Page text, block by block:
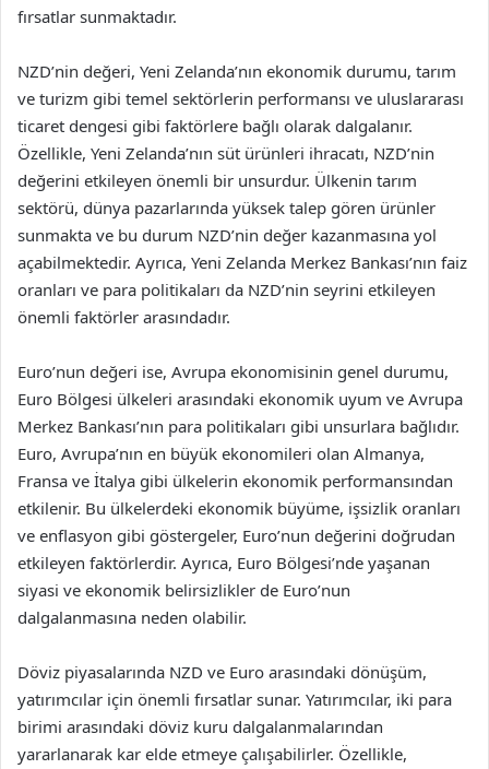
fırsatlar sunmaktadır.
NZD’nin değeri, Yeni Zelanda’nın ekonomik durumu, tarım
ve turizm gibi temel sektörlerin performansı ve uluslararası
ticaret dengesi gibi faktörlere bağlı olarak dalgalanır.
Özellikle, Yeni Zelanda’nın süt ürünleri ihracatı, NZD’nin
değerini etkileyen önemli bir unsurdur. Ülkenin tarım
sektörü, dünya pazarlarında yüksek talep gören ürünler
sunmakta ve bu durum NZD’nin değer kazanmasına yol
açabilmektedir. Ayrıca, Yeni Zelanda Merkez Bankası’nın faiz
oranları ve para politikaları da NZD’nin seyrini etkileyen
önemli faktörler arasındadır.
Euro’nun değeri ise, Avrupa ekonomisinin genel durumu,
Euro Bölgesi ülkeleri arasındaki ekonomik uyum ve Avrupa
Merkez Bankası’nın para politikaları gibi unsurlara bağlıdır.
Euro, Avrupa’nın en büyük ekonomileri olan Almanya,
Fransa ve İtalya gibi ülkelerin ekonomik performansından
etkilenir. Bu ülkelerdeki ekonomik büyüme, işsizlik oranları
ve enflasyon gibi göstergeler, Euro’nun değerini doğrudan
etkileyen faktörlerdir. Ayrıca, Euro Bölgesi’nde yaşanan
siyasi ve ekonomik belirsizlikler de Euro’nun
dalgalanmasına neden olabilir.
Döviz piyasalarında NZD ve Euro arasındaki dönüşüm,
yatırımcılar için önemli fırsatlar sunar. Yatırımcılar, iki para
birimi arasındaki döviz kuru dalgalanmalarından
yararlanarak kar elde etmeye çalışabilirler. Özellikle,